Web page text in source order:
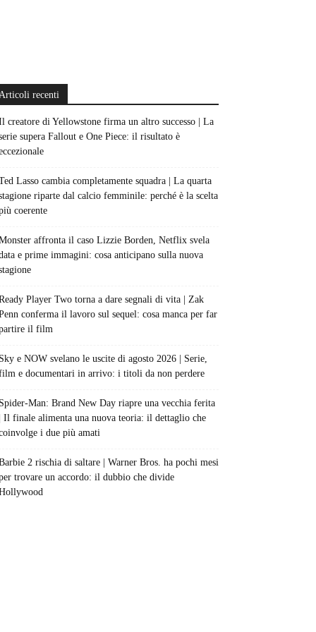
recenti
creatore di Yellowstone firma un altro successo | La
supera Fallout e One Piece: il risultato è
Lasso cambia completamente squadra | La quarta
riparte dal calcio femminile: perché è la scelta
coerente
affronta il caso Lizzie Borden, Netflix svela
e prime immagini: cosa anticipano sulla nuova
Player Two torna a dare segnali di vita | Zak
conferma il lavoro sul sequel: cosa manca per far
il film
Sky e NOW svelano le uscite di agosto 2026 | Serie,
e documentari in arrivo: i titoli da non perdere
Spider-Man: Brand New Day riapre una vecchia ferita
| Il finale alimenta una nuova teoria: il dettaglio che
i due più amati
2 rischia di saltare | Warner Bros. ha pochi mesi
trovare un accordo: il dubbio che divide